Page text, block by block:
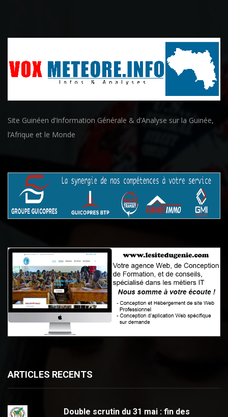
Site Guinéen d’Information Générale & d’Analyse sur la Guinée,
l’Afrique et le Monde
ARTICLES RECENTS
Double scrutin du 31 mai : fin des